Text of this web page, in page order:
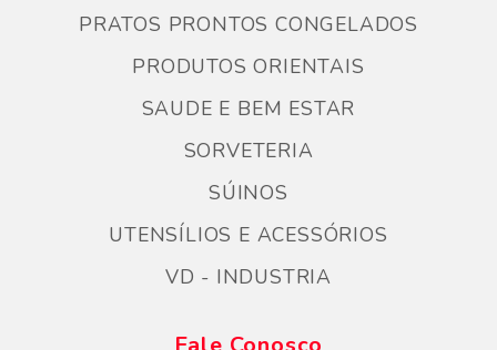
PRATOS PRONTOS CONGELADOS
PRODUTOS ORIENTAIS
SAUDE E BEM ESTAR
SORVETERIA
SÚINOS
UTENSÍLIOS E ACESSÓRIOS
VD - INDUSTRIA